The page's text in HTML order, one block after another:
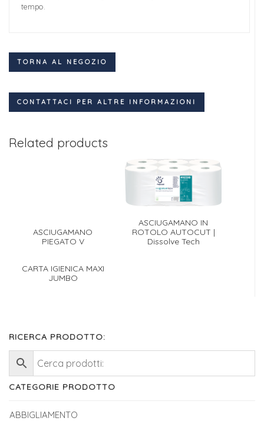
tempo.
TORNA AL NEGOZIO
CONTATTACI PER ALTRE INFORMAZIONI
Related products
ASCIUGAMANO
PIEGATO V
ASCIUGAMANO IN
ROTOLO AUTOCUT |
Dissolve Tech
CARTA IGIENICA MAXI
JUMBO
RICERCA PRODOTTO:
CATEGORIE PRODOTTO
ABBIGLIAMENTO